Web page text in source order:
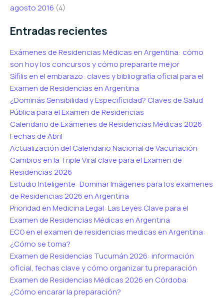
agosto 2016 (4)
Entradas recientes
Exámenes de Residencias Médicas en Argentina: cómo
son hoy los concursos y cómo prepararte mejor
Sífilis en el embarazo: claves y bibliografía oficial para el
Examen de Residencias en Argentina
¿Dominás Sensibilidad y Especificidad? Claves de Salud
Pública para el Examen de Residencias
Calendario de Exámenes de Residencias Médicas 2026:
Fechas de Abril
Actualización del Calendario Nacional de Vacunación:
Cambios en la Triple Viral clave para el Examen de
Residencias 2026
Estudio Inteligente: Dominar Imágenes para los examenes
de Residencias 2026 en Argentina
Prioridad en Medicina Legal: Las Leyes Clave para el
Examen de Residencias Médicas en Argentina
ECG en el examen de residencias medicas en Argentina:
¿Cómo se toma?
Examen de Residencias Tucumán 2026: información
oficial, fechas clave y cómo organizar tu preparación
Examen de Residencias Médicas 2026 en Córdoba:
¿Cómo encarar la preparación?